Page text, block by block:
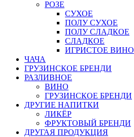
РОЗЕ
СУХОЕ
ПОЛУ СУХОЕ
ПОЛУ СЛАДКОЕ
СЛАДКОЕ
ИГРИСТОЕ ВИНО
ЧАЧА
ГРУЗИНСКОЕ БРЕНДИ
РАЗЛИВНОЕ
ВИНО
ГРУЗИНСКОЕ БРЕНДИ
ДРУГИЕ НАПИТКИ
ЛИКЁР
ФРУКТОВЫЙ БРЕНДИ
ДРУГАЯ ПРОДУКЦИЯ